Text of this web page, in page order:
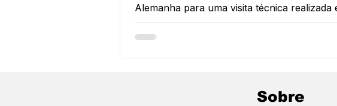
Alemanha para uma visita técnica realizada
Agroceres PIC e as empresas alemãs
integrou um roteiro de atividades voltado à
Sobre